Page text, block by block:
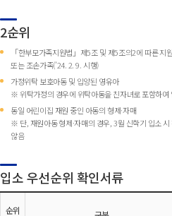
2순위
「한부모가족지원법」제5조 및 제5조의2에 따른
또는 조손가족(’24. 2. 9. 시행)
가정위탁 보호아동 및 입양된 영유아
※ 위탁가정의 경우에 위탁아동을 친자녀로 포함하여
동일 어린이집 재원 중인 아동의 형제·자매
※ 단, 재원아동 형제·자매의 경우, 3월 신학기 입소
않음
입소 우선순위 확인서류
순위